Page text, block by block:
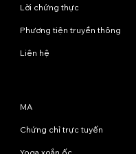
Lời chứng thực
Phương tiện truyền thông
Liên hệ
MA
Chứng chỉ trực tuyến